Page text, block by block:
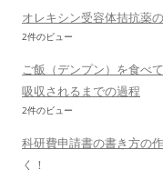
オレキシン受容体拮抗薬
2件のビュー
ご飯（デンプン）を食べ
吸収されるまでの過程
2件のビュー
科研費申請書の書き方の
く！